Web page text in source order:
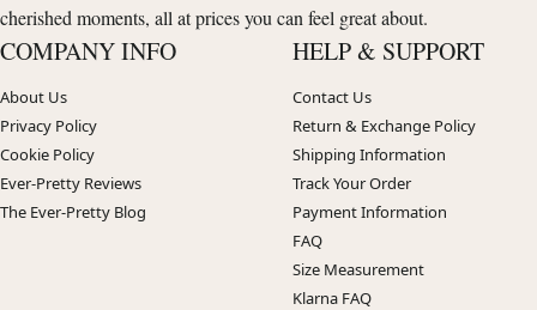
cherished moments, all at prices you can feel great about.
COMPANY INFO
About Us
Privacy Policy
Cookie Policy
Ever-Pretty Reviews
The Ever-Pretty Blog
HELP & SUPPORT
Contact Us
Return & Exchange Policy
Shipping Information
Track Your Order
Payment Information
FAQ
Size Measurement
Klarna FAQ